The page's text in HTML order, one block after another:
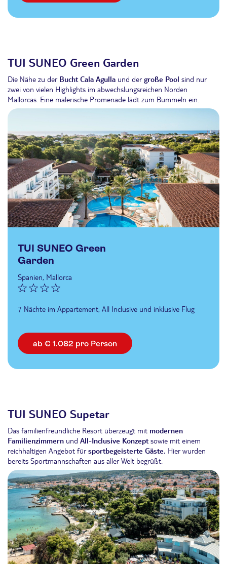
TUI SUNEO Green Garden
Die Nähe zu der Bucht Cala Agulla und dergroße Pool sind nur
zwei von vielen Highlights im abwechslungsreichen Norden
Mallorcas. Eine malerische Promenade lädt zum Bummeln ein.
TUI SUNEO Green
Garden
Spanien, Mallorca
7 Nächte im Appartement, All Inclusive und inklusive Flug
ab € 1.082 pro Person
TUI SUNEO Supetar
Das familienfreundliche Resort überzeugt mit modernen
Familienzimmern und All-Inclusive Konzeptsowie mit einem
reichhaltigen Angebot fürsportbegeisterte Gäste. Hier wurden
bereits Sportmannschaften aus aller Welt begrüßt.